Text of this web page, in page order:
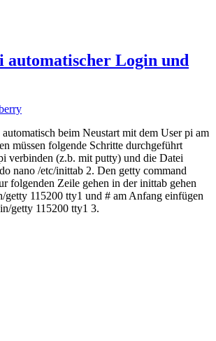
automatischer Login und
beim Neustart mit dem User pi am
müssen folgende Schritte durchgeführt
verbinden (z.b. mit putty) und die Datei
nano /etc/inittab 2. Den getty command
folgenden Zeile gehen in der inittab gehen
getty 115200 tty1 und # am Anfang einfügen
getty 115200 tty1 3.